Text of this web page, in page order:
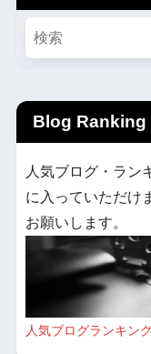
Blog Ranking
人気ブログ・ラン
に入っていただけ
お願いします。
人気ブログランキン